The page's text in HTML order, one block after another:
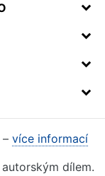
více informací
dílem.